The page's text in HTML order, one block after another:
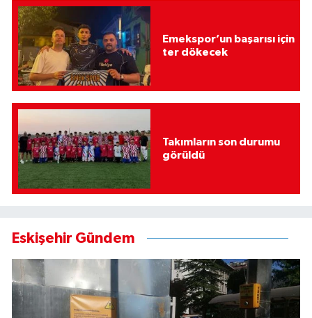
Emekspor’un başarısı için
ter dökecek
Takımların son durumu
görüldü
Eskişehir Gündem